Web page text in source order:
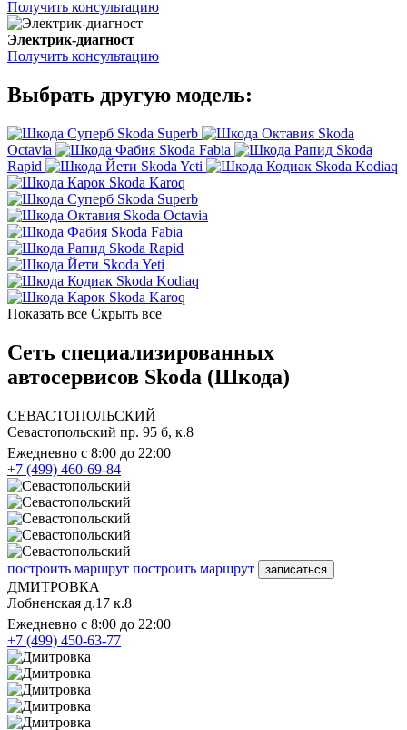
Получить консультацию
Электрик-диагност
Получить консультацию
Выбрать другую модель:
Skoda Superb
Skoda
Octavia
Skoda Fabia
Skoda
Rapid
Skoda Yeti
Skoda Kodiaq
Skoda Karoq
Skoda Superb
Skoda Octavia
Skoda Fabia
Skoda Rapid
Skoda Yeti
Skoda Kodiaq
Skoda Karoq
Показать все Скрыть все
Сеть специализированных
автосервисов Skoda (Шкода)
СЕВАСТОПОЛЬСКИЙ
Севастопольский пр. 95 б, к.8
Ежедневно с 8:00 до 22:00
+7 (499) 460-69-84
построить маршрут построить маршрут записаться
ДМИТРОВКА
Лобненская д.17 к.8
Ежедневно с 8:00 до 22:00
+7 (499) 450-63-77